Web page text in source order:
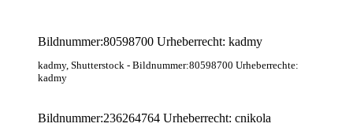
Bildnummer:80598700 Urheberrecht: kadmy
kadmy, Shutterstock - Bildnummer:80598700 Urheberrechte:
kadmy
Bildnummer:236264764 Urheberrecht: cnikola